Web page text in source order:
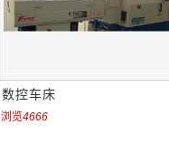
数控车床
浏览4666